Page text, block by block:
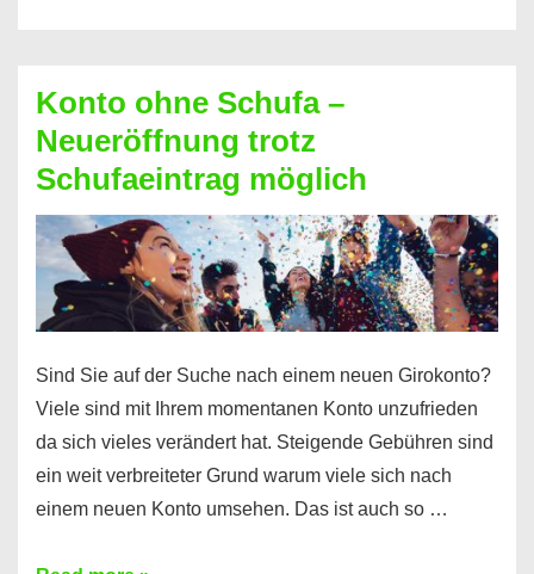
Sie
einen
Kredit
ohne
Einkommensnachweis
Konto ohne Schufa –
Neueröffnung trotz
Schufaeintrag möglich
Sind Sie auf der Suche nach einem neuen Girokonto?
Viele sind mit Ihrem momentanen Konto unzufrieden
da sich vieles verändert hat. Steigende Gebühren sind
ein weit verbreiteter Grund warum viele sich nach
einem neuen Konto umsehen. Das ist auch so …